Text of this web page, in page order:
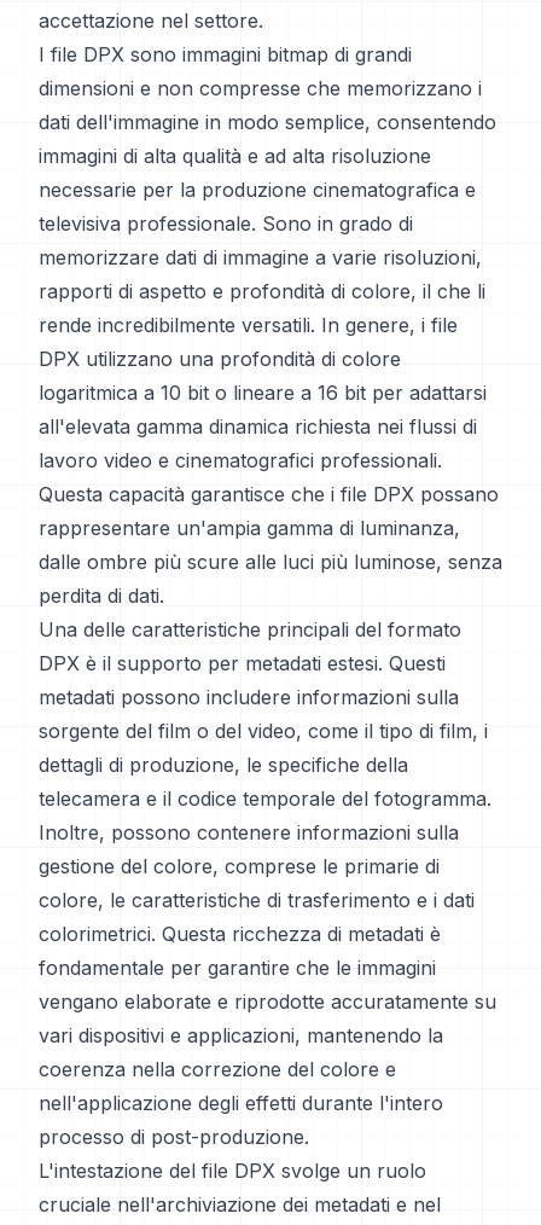
accettazione nel settore.
I file DPX sono immagini bitmap di grandi
dimensioni e non compresse che memorizzano i
dati dell'immagine in modo semplice, consentendo
immagini di alta qualità e ad alta risoluzione
necessarie per la produzione cinematografica e
televisiva professionale. Sono in grado di
memorizzare dati di immagine a varie risoluzioni,
rapporti di aspetto e profondità di colore, il che li
rende incredibilmente versatili. In genere, i file
DPX utilizzano una profondità di colore
logaritmica a 10 bit o lineare a 16 bit per adattarsi
all'elevata gamma dinamica richiesta nei flussi di
lavoro video e cinematografici professionali.
Questa capacità garantisce che i file DPX possano
rappresentare un'ampia gamma di luminanza,
dalle ombre più scure alle luci più luminose, senza
perdita di dati.
Una delle caratteristiche principali del formato
DPX è il supporto per metadati estesi. Questi
metadati possono includere informazioni sulla
sorgente del film o del video, come il tipo di film, i
dettagli di produzione, le specifiche della
telecamera e il codice temporale del fotogramma.
Inoltre, possono contenere informazioni sulla
gestione del colore, comprese le primarie di
colore, le caratteristiche di trasferimento e i dati
colorimetrici. Questa ricchezza di metadati è
fondamentale per garantire che le immagini
vengano elaborate e riprodotte accuratamente su
vari dispositivi e applicazioni, mantenendo la
coerenza nella correzione del colore e
nell'applicazione degli effetti durante l'intero
processo di post-produzione.
L'intestazione del file DPX svolge un ruolo
cruciale nell'archiviazione dei metadati e nel